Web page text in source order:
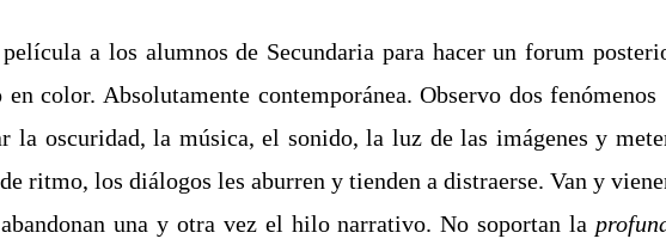
a los alumnos de Secundaria para hacer un forum
color. Absolutamente contemporánea. Observo dos
la oscuridad, la música, el sonido, la luz de las imágenes y
ritmo, los diálogos les aburren y tienden a distraerse. Van y
una y otra vez el hilo narrativo. No soportan la